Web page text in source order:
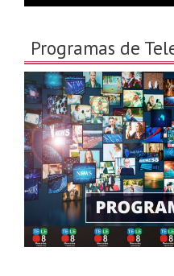
Programas de